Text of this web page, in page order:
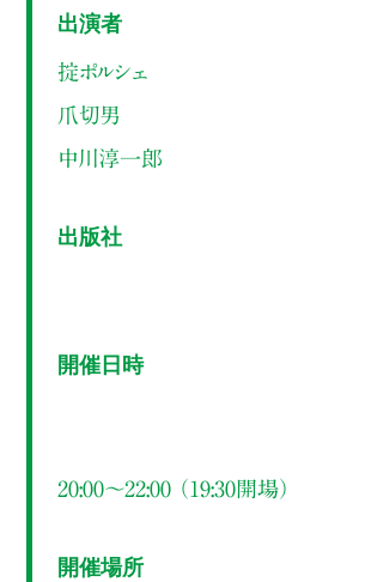
出演者
掟ポルシェ
爪切男
中川淳一郎
出版社
開催日時
20:00～22:00 （19:30開場）
開催場所